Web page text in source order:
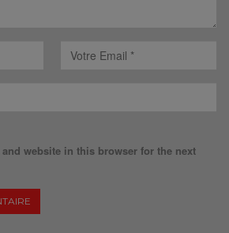
website in this browser for the next